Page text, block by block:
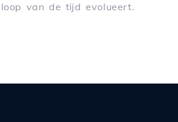
van de tijd evolueert.